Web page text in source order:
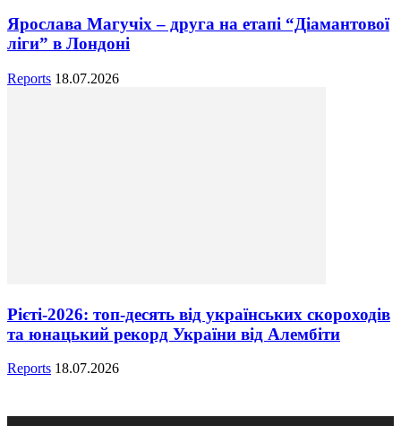
Ярослава Магучіх – друга на етапі “Діамантової
ліги” в Лондоні
Reports 18.07.2026
Рієті-2026: топ-десять від українських скороходів
та юнацький рекорд України від Алембіти
Reports 18.07.2026